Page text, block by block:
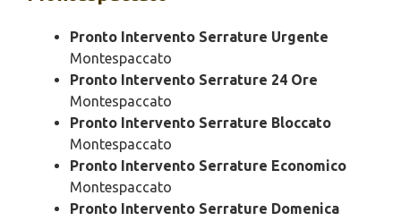
Pronto Intervento Serrature Urgente
Montespaccato
Pronto Intervento Serrature 24 Ore
Montespaccato
Pronto Intervento Serrature Bloccato
Montespaccato
Pronto Intervento Serrature Economico
Montespaccato
Pronto Intervento Serrature Domenica